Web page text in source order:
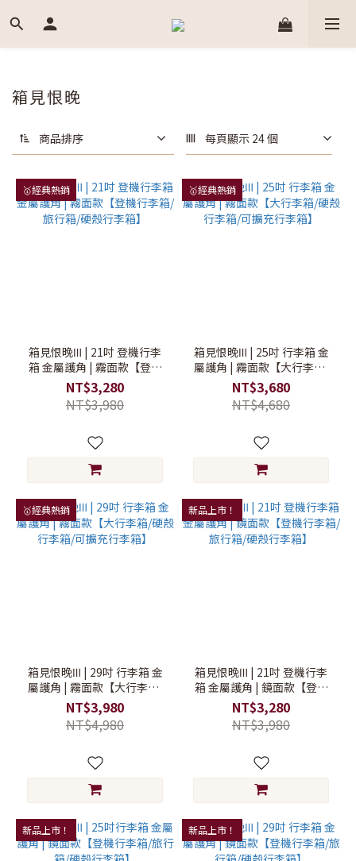
箱見恨晚
商品排序 每頁顯示 24 個
🥇經典熱銷
箱見恨晚Ⅲ | 21吋 登機行李
箱 金屬護角 | 霧面款【登機
行李箱/旅行箱/硬殼行李箱】
NT$3,280
NT$3,980
🥇經典熱銷
箱見恨晚Ⅲ | 25吋 行李箱 金
屬護角 | 霧面款【大行李箱/
硬殼行李箱/可擴充行李箱】
NT$3,680
NT$4,680
🥇經典熱銷
箱見恨晚Ⅲ | 29吋 行李箱 金
屬護角 | 霧面款【大行李箱/
硬殼行李箱/可擴充行李箱】
NT$3,980
NT$4,980
新品上市！
箱見恨晚Ⅲ | 21吋 登機行李
箱 金屬護角 | 鏡面款【登機
行李箱/旅行箱/硬殼行李箱】
NT$3,280
NT$3,980
新品上市！ 新品上市！